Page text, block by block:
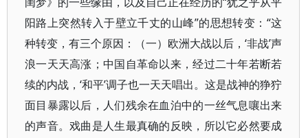
阳路上突然转入于壁立千丈的山峰”的思想转变：“这
种转变，有三个原因：（一）欧洲大战以后，‘非战’声
浪一天天高涨；中国自革命以来，经过二十年若断若
续的内战，‘和平’调子也一天天唱出。这是战神的狰狞
面目暴露以后，人们残余在血泊中的一丝气息嚷出来
的声音。戏曲是人生最真确的反映，所以它必然要成